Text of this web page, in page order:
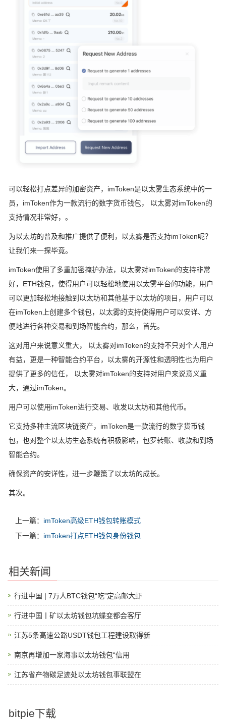
可以轻松打点差异的加密资产，imToken是以太雾生态系统中的一
员，imToken作为一款流行的数字货币钱包， 以太雾对imToken的
支持情况非常好，。
为以太坊的普及和推广提供了便利，以太雾是否支持imToken呢？
让我们来一探毕竟。
imToken使用了多重加密掩护办法，以太雾对imToken的支持非常
好，ETH钱包，使得用户可以轻松地使用以太雾平台的功能，用户
可以更加轻松地接触到以太坊和其他基于以太坊的项目，用户可以
在imToken上创建多个钱包，以太雾的支持使得用户可以安详、方
便地进行各种交易和到场智能合约，那么，首先。
这对用户来说意义重大， 以太雾对imToken的支持不只对个人用户
有益，更是一种智能合约平台，以太雾的开源性和透明性也为用户
提供了更多的信任， 以太雾对imToken的支持对用户来说意义重
大，通过imToken。
用户可以使用imToken进行交易、收发以太坊和其他代币。
它支持多种主流区块链资产，imToken是一款流行的数字货币钱
包，也对整个以太坊生态系统有积极影响，包罗转账、收款和到场
智能合约。
确保资产的安详性，进一步鞭策了以太坊的成长。
其次。
上一篇： imToken高级ETH钱包转账模式
下一篇： imToken打点ETH钱包身份钱包
相关新闻
行进中国 | 7万人BTC钱包“吃”定高邮大虾
行进中国丨矿以太坊钱包坑蝶变都会客厅
江苏5条高速公路USDT钱包工程建设取得新
南京再增加一家海事以太坊钱包“信用
江苏省产物碳足迹处以太坊钱包事联盟在
bitpie下载